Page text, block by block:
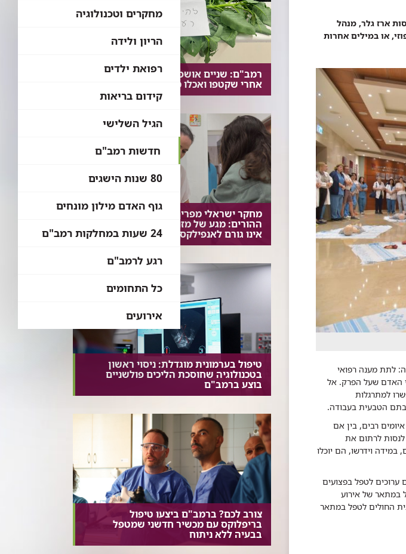
מחקרים וטכנולוגיה
הריון ולידה
רפואת ילדים
קידום בריאות
הגיל השלישי
חדשות רמב"ם
80 שנות הישגים
גוף האדם מילון מונחים
24 שעות במחלקות רמב"ם
רגע לרמב"ם
כל התחומים
אירועים
ארז גלר, מנהל
או במילים אחרות
לתת מענה רפואי
האדם שעל הפרק. אל
למתרגלות
הטבעית בעבודה.
רבים, בין אם
לנסות לרתום את
וידרשו, הם יוכלו
ערוכים לטפל בפצועים
במתאר של אירוע
החולים לטפל במתאר
רמב"ם: שניים אושפזו בטיפול נמרץ
אחרי שקטפו ואכלו מצמח בר נפוץ
מחקר ישראלי מפריך את חששות
ההורים: מגע של מזון אלרגני עם העור
אינו גורם לאנפילקסיס
טיפול בערמונית מוגדלת: ניסוי ראשון
בטכנולוגיה שחוסכת הליכים פולשניים
בוצע ברמב"ם
צורב לכם? ברמב"ם ביצעו טיפול
בריפלוקס עם מכשיר חדשני שמטפל
בבעיה ללא ניתוח